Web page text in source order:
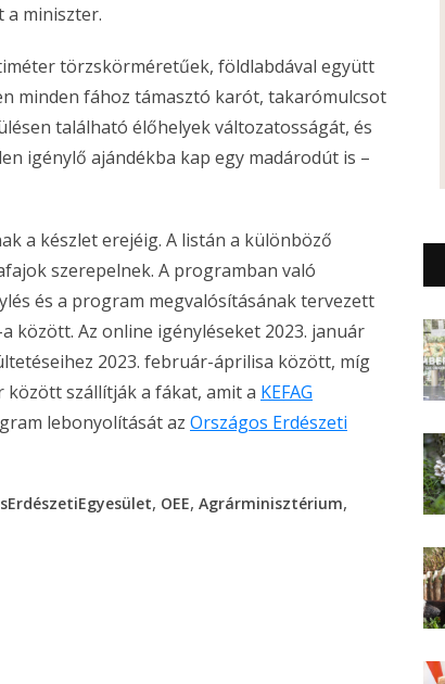
a miniszter.
törzskörméretűek, földlabdával együtt
minden fához támasztó karót, takarómulcsot
található élőhelyek változatosságát, és
igénylő ajándékba kap egy madárodút is –
a készlet erejéig. A listán a különböző
szerepelnek. A programban való
és a program megvalósításának tervezett
között. Az online igényléseket 2023. január
2023. február-áprilisa között, míg
között szállítják a fákat, amit a KEFAG
lebonyolítását az Országos Erdészeti
, OEE, Agrárminisztérium,